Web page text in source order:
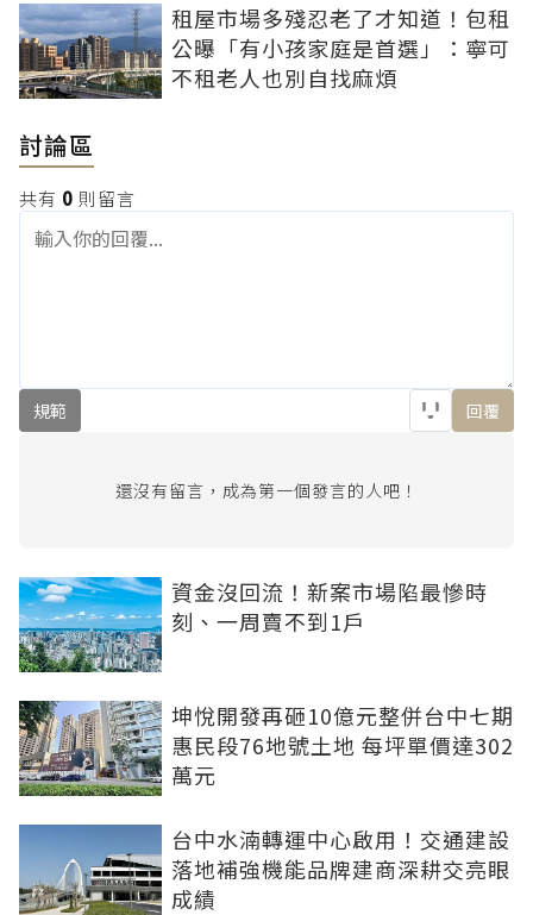
租屋市場多殘忍老了才知道！包租
公曝「有小孩家庭是首選」：寧可
不租老人也別自找麻煩
討論區
共有 0 則留言
規範 回覆
還沒有留言，成為第一個發言的人吧！
資金沒回流！新案市場陷最慘時
刻、一周賣不到1戶
坤悅開發再砸10億元整併台中七期
惠民段76地號土地 每坪單價達302
萬元
台中水湳轉運中心啟用！交通建設
落地補強機能品牌建商深耕交亮眼
成績